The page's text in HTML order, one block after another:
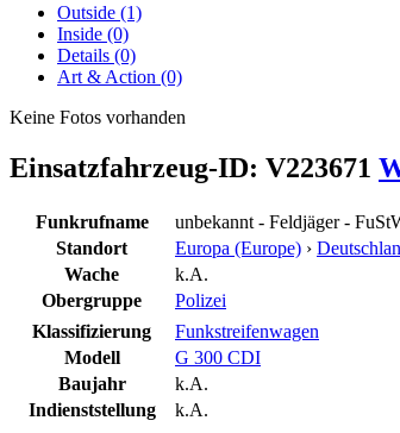
Outside (1)
Inside (0)
Details (0)
Art & Action (0)
Keine Fotos vorhanden
Einsatzfahrzeug-ID: V223671
Funkrufname unbekannt - Feldjäger -
Standort
Europa (Europe) ›
Wache
k.A.
Obergruppe
Polizei
Klassifizierung
Funkstreifenwagen
Modell
G 300 CDI
Baujahr
k.A.
Indienststellung
k.A.